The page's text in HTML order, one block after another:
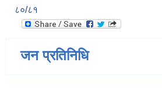
८०/८१
जन प्रतिनिधि